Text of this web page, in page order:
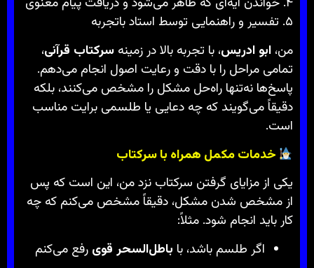
۵. تفسیر و راهنمایی توسط استاد باتجربه
من، ابو ادریس، با تجربه بالا در زمینه سرکتاب قرآنی،
تمامی مراحل را با دقت و رعایت اصول انجام می‌دهم.
پاسخ‌ها نه‌تنها راه‌حل مشکل را مشخص می‌کنند، بلکه
دقیقاً می‌گویند که چه دعایی یا طلسمی برایت مناسب
است.
خدمات مکمل همراه با سرکتاب
یکی از مزایای گرفتن سرکتاب نزد من، این است که پس
از مشخص شدن مشکل، دقیقاً مشخص می‌کنم که چه
کار باید انجام شود. مثلاً:
اگر طلسم باشد، با باطل‌السحر قوی رفع می‌کنم